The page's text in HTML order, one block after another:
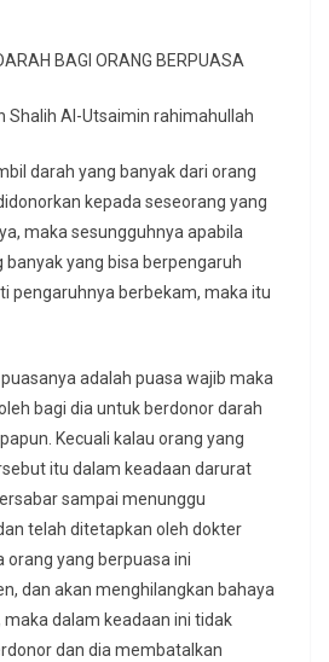
BAGI ORANG BERPUASA
Shalih Al-Utsaimin rahimahullah
darah yang banyak dari orang
kepada seseorang yang
maka sesungguhnya apabila
yang bisa berpengaruh
pengaruhnya berbekam, maka itu
adalah puasa wajib maka
bagi dia untuk berdonor darah
Kecuali kalau orang yang
itu dalam keadaan darurat
sampai menunggu
telah ditetapkan oleh dokter
orang yang berpuasa ini
dan akan menghilangkan bahaya
dalam keadaan ini tidak
dan dia membatalkan